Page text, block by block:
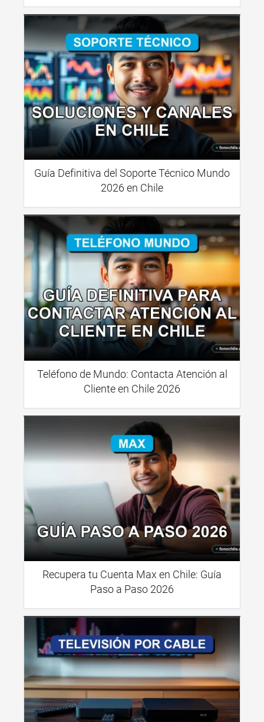
Guía Definitiva del Soporte Técnico Mundo
2026 en Chile
Teléfono de Mundo: Contacta Atención al
Cliente en Chile 2026
Recupera tu Cuenta Max en Chile: Guía
Paso a Paso 2026